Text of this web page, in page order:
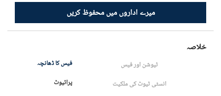
میرے اداروں میں محفوظ کریں
خلاصہ
ٹیوشن اور فیس
فیس کا ڈھانچہ
انسٹی ٹیوٹ کی ملکیت
پرائیوٹ